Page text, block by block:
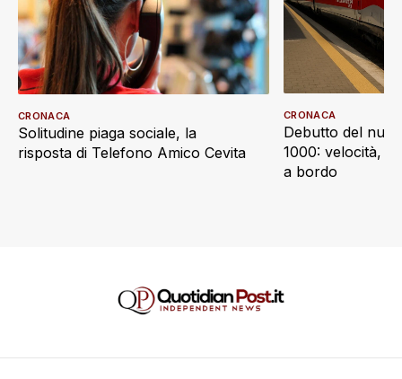
Solitudine piaga sociale, la
risposta di Telefono Amico Cevita
CRONACA
Debutto del
1000: velocità,
a bordo
CRONACA